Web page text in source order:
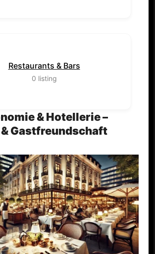
Restaurants & Bars
0 listing
& Hotellerie –
Gastfreundschaft